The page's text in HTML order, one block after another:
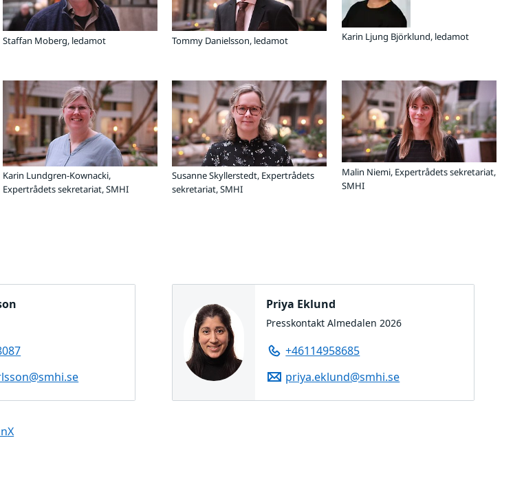
Staffan Moberg, ledamot Tommy Danielsson, ledamot Karin Ljung Björklund, ledamot
Karin Lundgren-Kownacki,
Expertrådets sekretariat, SMHI
Susanne Skyllerstedt, Expertrådets
sekretariat, SMHI
Malin Niemi, Expertrådets sekretariat,
SMHI
Priya Eklund
Presskontakt Almedalen 2026
+46114958685
priya.eklund@smhi.se
på
Dela sidan på
X